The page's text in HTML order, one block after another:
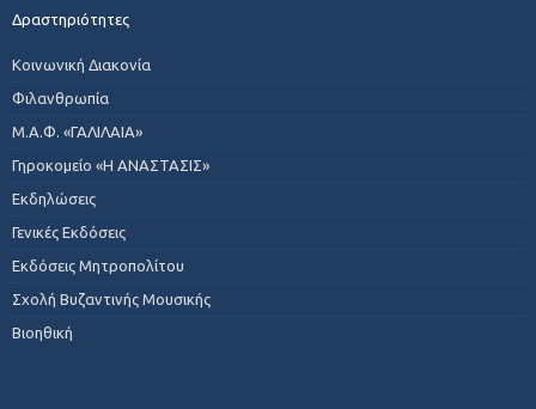
Δραστηριότητες
Κοινωνική Διακονία
Φιλανθρωπία
Μ.Α.Φ. «ΓΑΛΙΛΑΙΑ»
Γηροκομείο «Η ΑΝΑΣΤΑΣΙΣ»
Εκδηλώσεις
Γενικές Εκδόσεις
Εκδόσεις Μητροπολίτου
Σχολή Βυζαντινής Μουσικής
Βιοηθική